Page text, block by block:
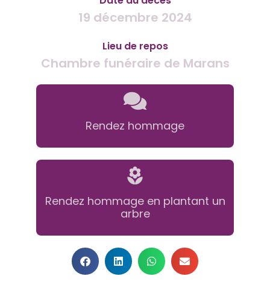
19 décembre 2024
Lieu de repos
Chambre funéraire de Marans
Rendez hommage
Rendez hommage en plantant un
arbre